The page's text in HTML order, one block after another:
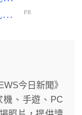
今日新聞》
機、手遊、PC